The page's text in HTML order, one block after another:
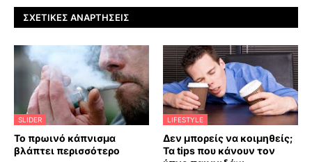
ΣΧΕΤΙΚΈΣ ΑΝΑΡΤΉΣΕΙΣ
SLIDER
Το πρωινό κάπνισμα
βλάπτει περισσότερο
LIFESTYLE
Δεν μπορείς να κοιμηθείς;
Τα tips που κάνουν τον